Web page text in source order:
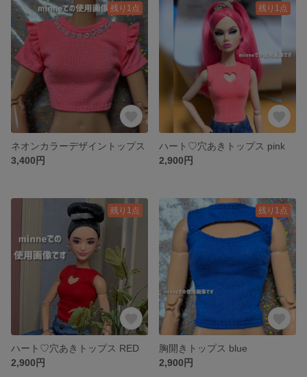
残り1点
ネオンカラーデザイントップス
3,400円
残り1点
ハート♡穴あきトップス pink
2,900円
残り1点
ハート♡穴あきトップス RED
2,900円
残り1点
胸開きトップス blue
2,900円